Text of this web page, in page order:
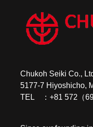
Chukoh Seiki Co.,
5177-7 Hiyoshicho,
TEL ：+81 572（